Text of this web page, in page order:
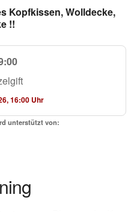
Kopf­kis­sen, Woll­de­cke,
!!
16:00 Uhr
unter­stützt von: